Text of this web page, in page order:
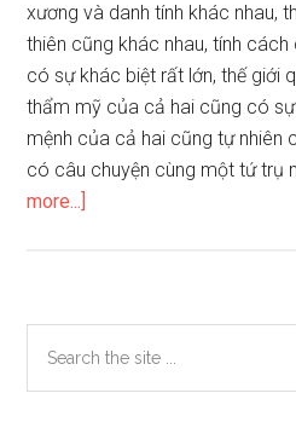
xương và danh tính khác nhau,
thiên cũng khác nhau, tính
có sự khác biệt rất lớn, thế giới
thẩm mỹ của cả hai cũng có
mệnh của cả hai cũng tự nhiên
có câu chuyện cùng một tứ trụ
more...]
mệnh
của
song
Primary
Sidebar
the